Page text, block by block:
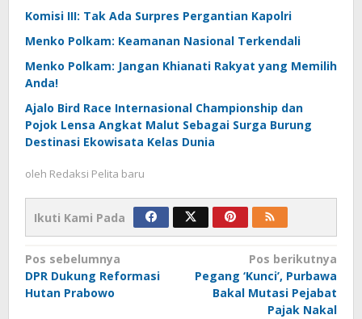
Komisi III: Tak Ada Surpres Pergantian Kapolri
Menko Polkam: Keamanan Nasional Terkendali
Menko Polkam: Jangan Khianati Rakyat yang Memilih
Anda!
Ajalo Bird Race Internasional Championship dan
Pojok Lensa Angkat Malut Sebagai Surga Burung
Destinasi Ekowisata Kelas Dunia
oleh Redaksi Pelita baru
Ikuti Kami Pada
Navigasi
pos
Pos sebelumnya
DPR Dukung Reformasi
Hutan Prabowo
Pos berikutnya
Pegang ‘Kunci’, Purbawa
Bakal Mutasi Pejabat
Pajak Nakal